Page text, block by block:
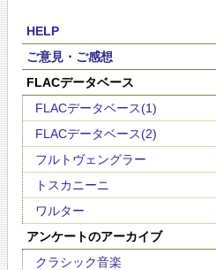
HELP
ご意見・ご感想
FLACデータベース
FLACデータベース(1)
FLACデータベース(2)
フルトヴェングラー
トスカニーニ
ワルター
アンケートのアーカイブ
クラシック音楽